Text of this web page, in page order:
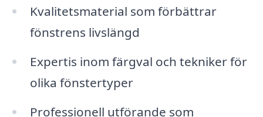
Kvalitetsmaterial som förbättrar
fönstrens livslängd
Expertis inom färgval och tekniker för
olika fönstertyper
Professionell utförande som